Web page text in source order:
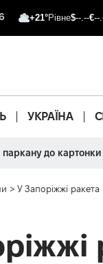
+21°Рівне$--.--€--
УКРАЇНА
паркану до картонки
> У Запоріжжі